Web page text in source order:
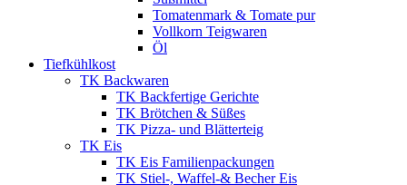
Tomatenmark & Tomate pur
Vollkorn Teigwaren
Öl
Tiefkühlkost
TK Backwaren
TK Backfertige Gerichte
TK Brötchen & Süßes
TK Pizza- und Blätterteig
TK Eis
TK Eis Familienpackungen
TK Stiel-, Waffel-& Becher Eis